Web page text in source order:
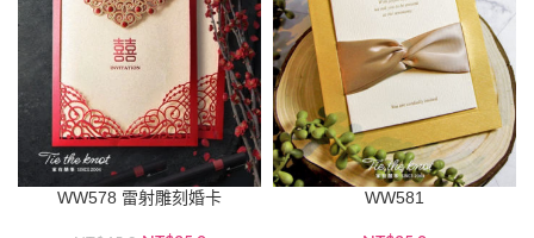
WW578 雷射雕刻婚卡 WW581